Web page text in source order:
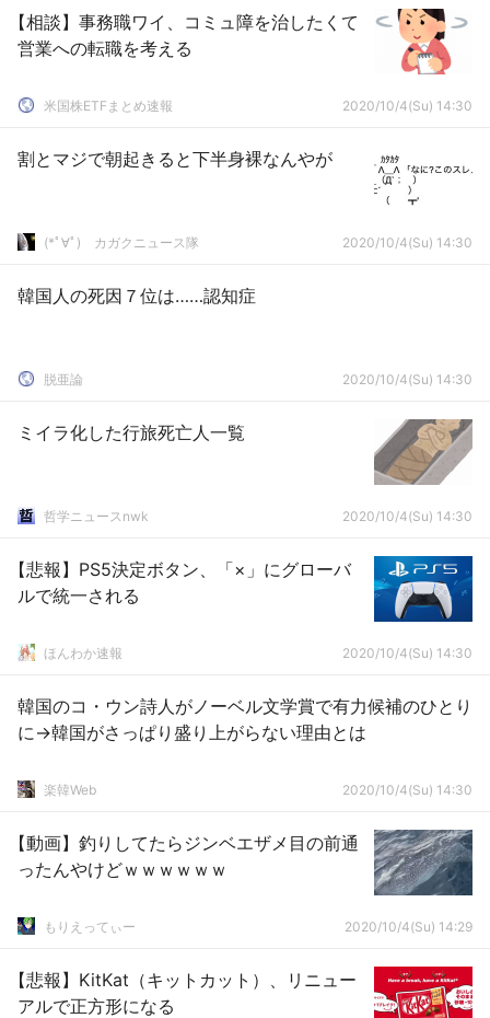
【相談】事務職ワイ、コミュ障を治したくて
営業への転職を考える
米国株ETFまとめ速報 2020/10/4(Su) 14:30
割とマジで朝起きると下半身裸なんやが
(*ﾟ∀ﾟ)ゞカガクニュース隊 2020/10/4(Su) 14:30
韓国人の死因７位は……認知症
脱亜論 2020/10/4(Su) 14:30
ミイラ化した行旅死亡人一覧
哲学ニュースnwk 2020/10/4(Su) 14:30
【悲報】PS5決定ボタン、「×」にグローバ
ルで統一される
ほんわか速報 2020/10/4(Su) 14:30
韓国のコ・ウン詩人がノーベル文学賞で有力候補のひとり
に→韓国がさっぱり盛り上がらない理由とは
楽韓Web 2020/10/4(Su) 14:30
【動画】釣りしてたらジンベエザメ目の前通
ったんやけどｗｗｗｗｗｗ
もりえってぃー 2020/10/4(Su) 14:29
【悲報】KitKat（キットカット）、リニュー
アルで正方形になる